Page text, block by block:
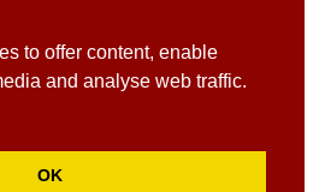
to offer content, enable
and analyse web traffic.
OK